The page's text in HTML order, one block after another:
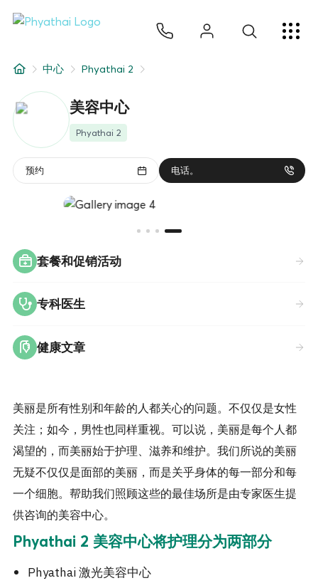
关于我们
医院分院
中心 Phyathai 2
美容中心
Phyathai 2
预约 电话。
套餐和促销活动
专科医生
健康文章
美丽是所有性别和年龄的人都关心的问题。不仅仅是女性
关注；如今，男性也同样重视。可以说，美丽是每个人都
渴望的，而美丽始于护理、滋养和维护。我们所说的美丽
无疑不仅仅是面部的美丽，而是关乎身体的每一部分和每
一个细胞。帮助我们照顾这些的最佳场所是由专家医生提
供咨询的美容中心。
Phyathai 2 美容中心将护理分为两部分
Phyathai 激光美容中心